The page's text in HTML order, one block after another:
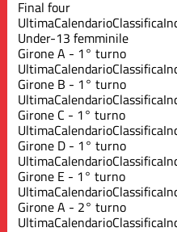
Final four
UltimaCalendarioClassifica
Under-13 femminile
Girone A - 1° turno
UltimaCalendarioClassifica
Girone B - 1° turno
UltimaCalendarioClassifica
Girone C - 1° turno
UltimaCalendarioClassifica
Girone D - 1° turno
UltimaCalendarioClassifica
Girone E - 1° turno
UltimaCalendarioClassifica
Girone A - 2° turno
UltimaCalendarioClassifica